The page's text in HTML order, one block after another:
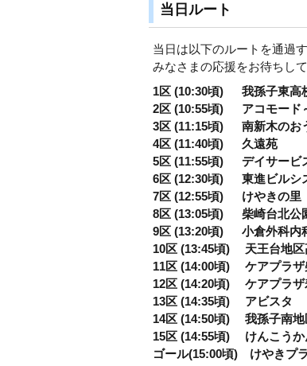
当日ルート
当日は以下のルートを通過
みなさまの応援をお待ちし
1区 (10:30頃) 我孫子東高
2区 (10:55頃) アコモード
3区 (11:15頃) 南新木のお
4区 (11:40頃) 久遠苑
5区 (11:55頃) デイサービ
6区 (12:30頃) 東進ビルシ
7区 (12:55頃) けやきの里
8区 (13:05頃) 柴崎台北公
9区 (13:20頃) 小倉外科内
10区 (13:45頃) 天王台地区
11区 (14:00頃) ケアプラザ
12区 (14:20頃) ケアプラザ
13区 (14:35頃) アビスタ
14区 (14:50頃) 我孫子南地
15区 (14:55頃) けんこうか
ゴール(15:00頃) けやきプ